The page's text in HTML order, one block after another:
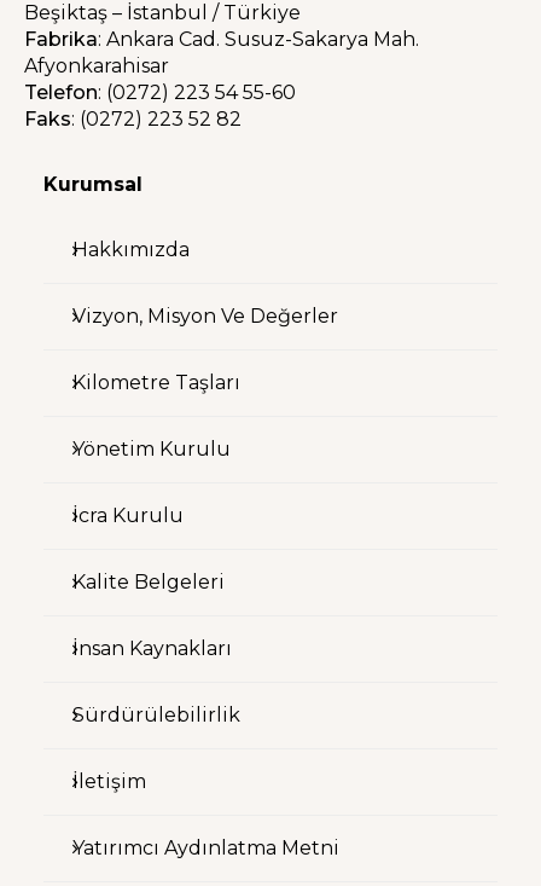
Beşiktaş – İstanbul / Türkiye
Fabrika: Ankara Cad. Susuz-Sakarya Mah.
Afyonkarahisar
Telefon: (0272) 223 54 55-60
Faks: (0272) 223 52 82
Kurumsal
Hakkımızda
Vizyon, Misyon Ve Değerler
Kilometre Taşları
Yönetim Kurulu
İcra Kurulu
Kalite Belgeleri
İnsan Kaynakları
Sürdürülebilirlik
İletişim
Yatırımcı Aydınlatma Metni